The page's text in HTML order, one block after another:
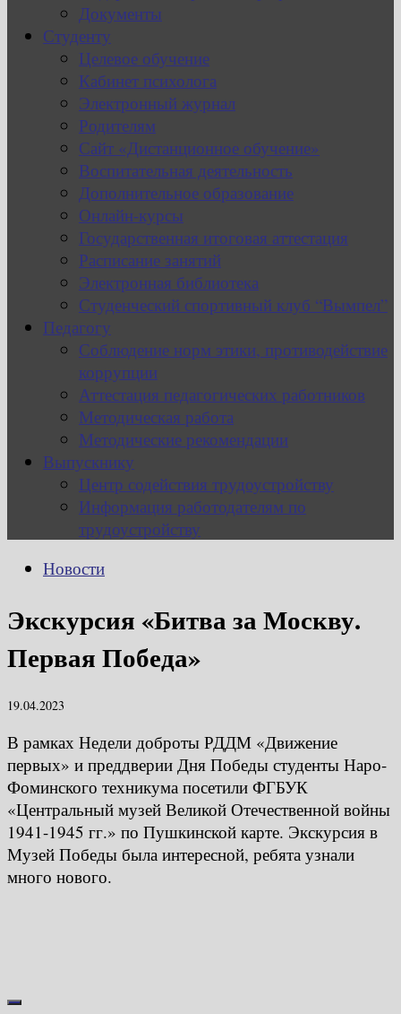
Документы
Студенту
Целевое обучение
Кабинет психолога
Электронный журнал
Родителям
Сайт «Дистанционное обучение»
Воспитательная деятельность
Дополнительное образование
Онлайн-курсы
Государственная итоговая аттестация
Расписание занятий
Электронная библиотека
Студенческий спортивный клуб “Вымпел”
Педагогу
Соблюдение норм этики, противодействие
коррупции
Аттестация педагогических работников
Методическая работа
Методические рекомендации
Выпускнику
Центр содействия трудоустройству
Информация работодателям по
трудоустройству
Новости
Экскурсия «Битва за Москву.
Первая Победа»
19.04.2023
В рамках Недели доброты РДДМ «Движение
первых» и преддверии Дня Победы студенты Наро-
Фоминского техникума посетили ФГБУК
«Центральный музей Великой Отечественной войны
1941-1945 гг.» по Пушкинской карте. Экскурсия в
Музей Победы была интересной, ребята узнали
много нового.